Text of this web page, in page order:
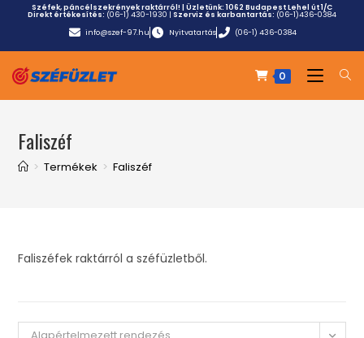
Széfek, páncélszekrények raktárról! | Üzletünk:1062 Budapest Lehel út 1/C
Direkt értékesítés: (06-1) 430-1930 | Szerviz és karbantartás: (06-1)436-0384
info@szef-97.hu
Nyitvatartás (06-1) 436-0384
0
Faliszéf
> Termékek > Faliszéf
Faliszéfek raktárról a széfüzletből.